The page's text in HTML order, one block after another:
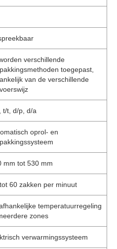
verschillende
toegepast,
van de verschillende
t/t, d/p, d/a
oprol- en
mm tot 530 mm
60 zakken per minuut
temperatuurregeling
zones
verwarmingssysteem